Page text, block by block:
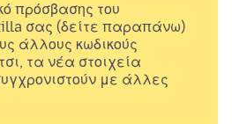
πρόσβασης του
σας (δείτε παραπάνω)
άλλους κωδικούς
τα νέα στοιχεία
με άλλες